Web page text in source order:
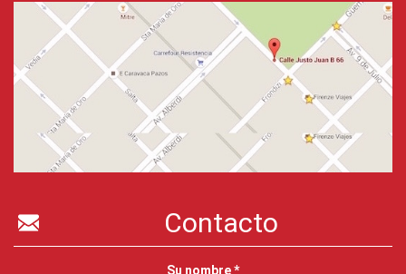
Contacto
Su nombre*